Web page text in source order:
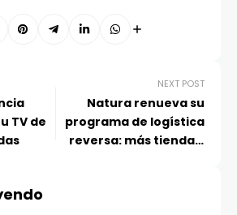
TV de
NEXT POST
Natura renueva su
programa de logística
reversa: más tiendas,